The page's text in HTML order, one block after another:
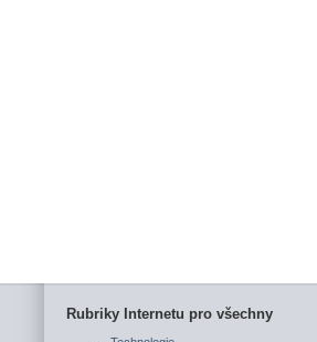
Rubriky Internetu pro všechny